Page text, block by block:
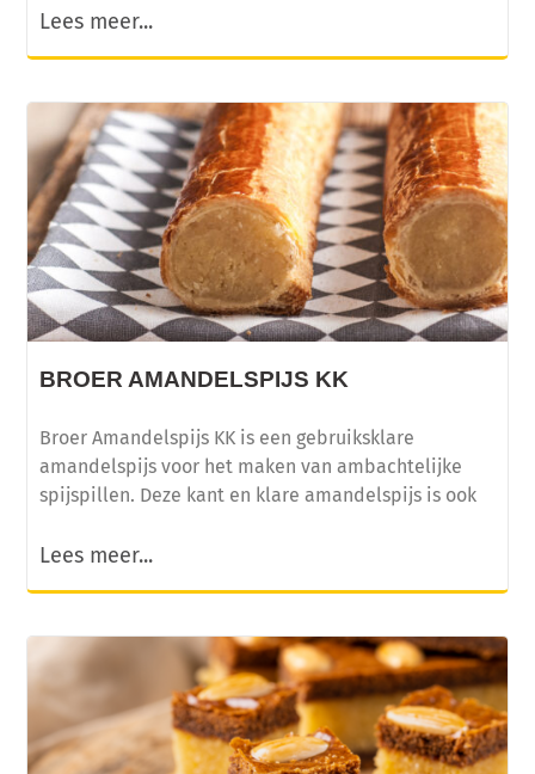
Lees meer...
BROER AMANDELSPIJS KK
Broer Amandelspijs KK is een gebruiksklare
amandelspijs voor het maken van ambachtelijke
spijspillen. Deze kant en klare amandelspijs is ook
Lees meer...